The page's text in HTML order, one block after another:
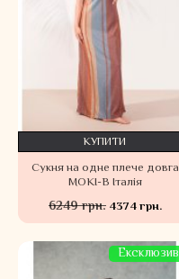
Сукня на одне плече довга
MOKI-B Італія
6249 грн. 4374 грн.
КУПИТИ
Ексклюзив